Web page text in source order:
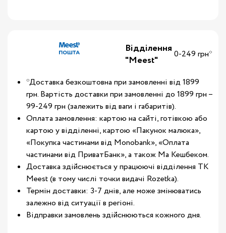
Відділення
"Meest"
0-249 грн*
*Доставка безкоштовна при замовленні від 1899
грн. Вартість доставки при замовленні до 1899 грн –
99-249 грн (залежить від ваги і габаритів).
Оплата замовлення: картою на сайті, готівкою або
картою у відділенні, картою «Пакунок малюка»,
«Покупка частинами від Monobank», «Оплата
частинами від ПриватБанк», а також Ма Кешбеком.
Доставка здійснюється у працюючі відділення ТК
Meest (в тому числі точки видачі Rozetka).
Термін доставки: 3-7 днів, але може змінюватись
залежно від ситуації в регіоні.
Відправки замовлень здійснюються кожного дня.